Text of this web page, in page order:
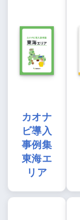
カオナ
ビ導入
事例集
東海エ
リア